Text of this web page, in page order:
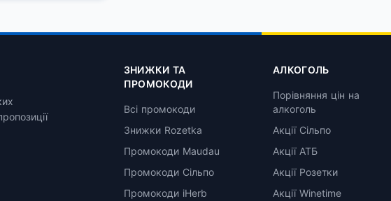
ЗНИЖКИ ТА
ПРОМОКОДИ
Всі промокоди
Знижки Rozetka
Промокоди Maudau
Промокоди Сільпо
Промокоди iHerb
АЛКОГОЛЬ
Порівняння цін на
алкоголь
Акції Сільпо
Акції АТБ
Акції Розетки
Акції Winetime